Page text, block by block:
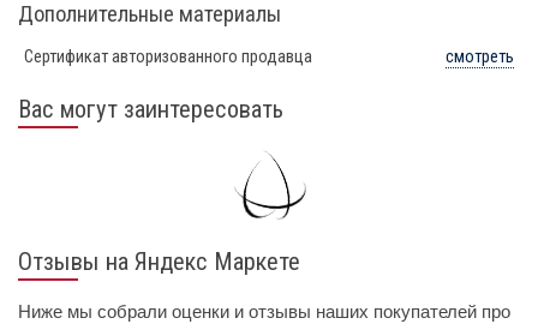
Дополнительные материалы
Сертификат авторизованного продавца смотреть
Вас могут заинтересовать
Отзывы на Яндекс Маркете
Ниже мы собрали оценки и отзывы наших покупателей про